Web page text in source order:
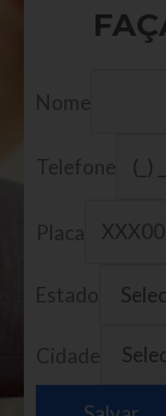
Nome
Telefone
Placa
Estado
Cidade